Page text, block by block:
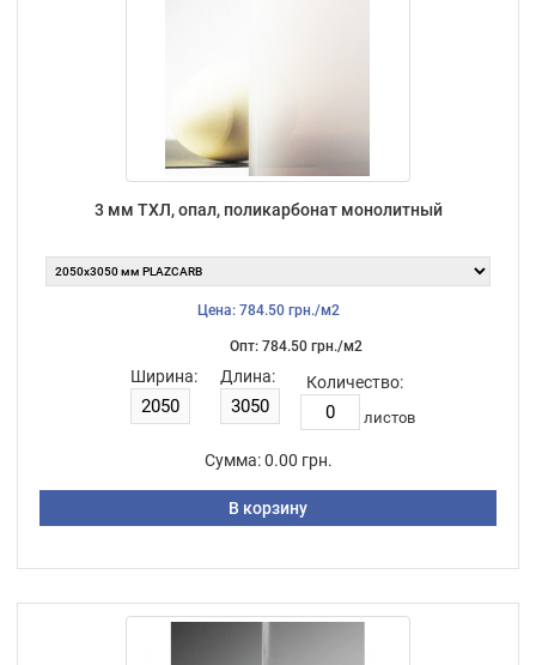
3 мм ТХЛ, опал, поликарбонат монолитный
Цена: 784.50 грн./м2
Опт: 784.50 грн./м2
Ширина: Длина: Количество:
листов
Сумма: 0.00 грн.
В корзину